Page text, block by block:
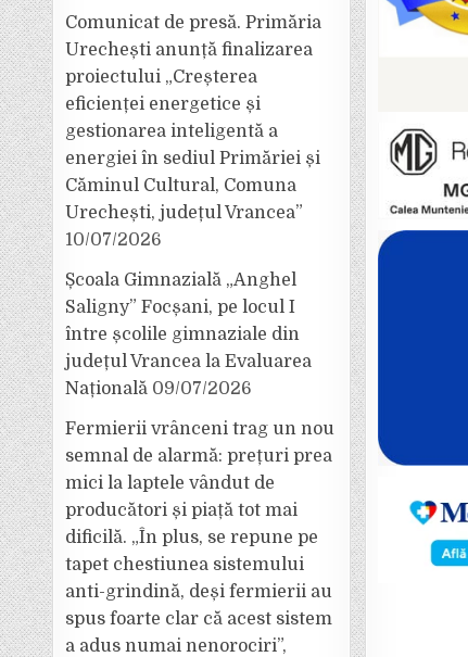
Comunicat de presă. Primăria
Urechești anunță finalizarea
proiectului „Creșterea
eficienței energetice și
gestionarea inteligentă a
energiei în sediul Primăriei și
Căminul Cultural, Comuna
Urechești, județul Vrancea”
10/07/2026
Școala Gimnazială „Anghel
Saligny” Focșani, pe locul I
între școlile gimnaziale din
județul Vrancea la Evaluarea
Națională 09/07/2026
Fermierii vrânceni trag un nou
semnal de alarmă: prețuri prea
mici la laptele vândut de
producători și piață tot mai
dificilă. „În plus, se repune pe
tapet chestiunea sistemului
anti-grindină, deși fermierii au
spus foarte clar că acest sistem
a adus numai nenorociri”,